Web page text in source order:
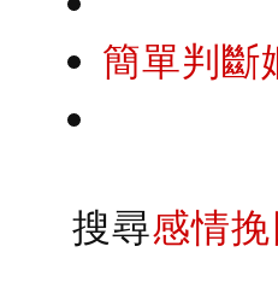
簡單判斷
搜尋感情